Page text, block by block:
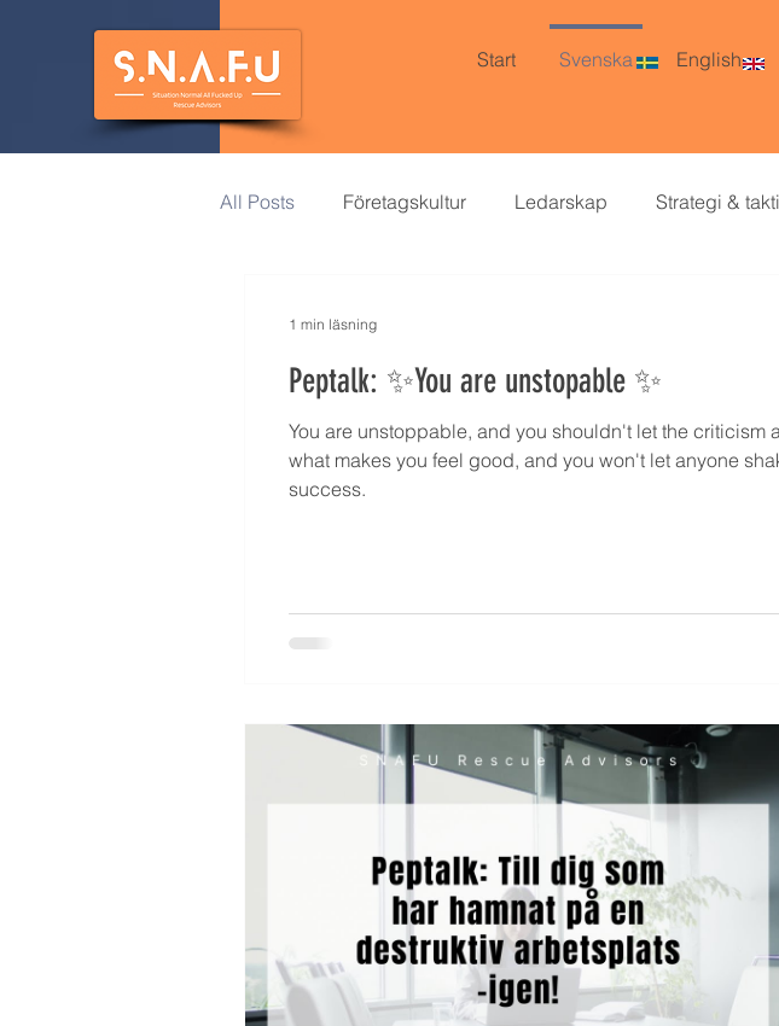
Start Svenska English
All Posts Företagskultur Ledarskap Strategi &
Meditation
Peptalk: ✨You are unstopable ✨
You are unstoppable, and you shouldn't let the criticism
what makes you feel good, and you won't let anyone
success.
1 min läsning